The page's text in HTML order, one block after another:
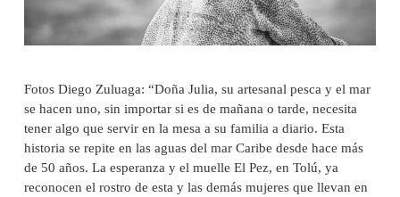
Fotos Diego Zuluaga: “Doña Julia, su artesanal pesca y el mar
se hacen uno, sin importar si es de mañana o tarde, necesita
tener algo que servir en la mesa a su familia a diario. Esta
historia se repite en las aguas del mar Caribe desde hace más
de 50 años. La esperanza y el muelle El Pez, en Tolú, ya
reconocen el rostro de esta y las demás mujeres que llevan en